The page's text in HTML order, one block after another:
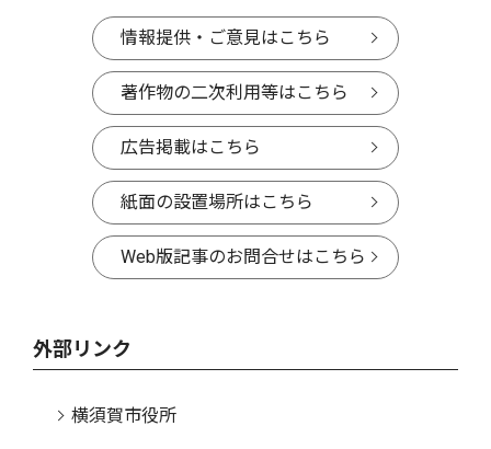
情報提供・ご意見はこちら
著作物の二次利用等はこちら
広告掲載はこちら
紙面の設置場所はこちら
Web版記事のお問合せはこちら
外部リンク
横須賀市役所